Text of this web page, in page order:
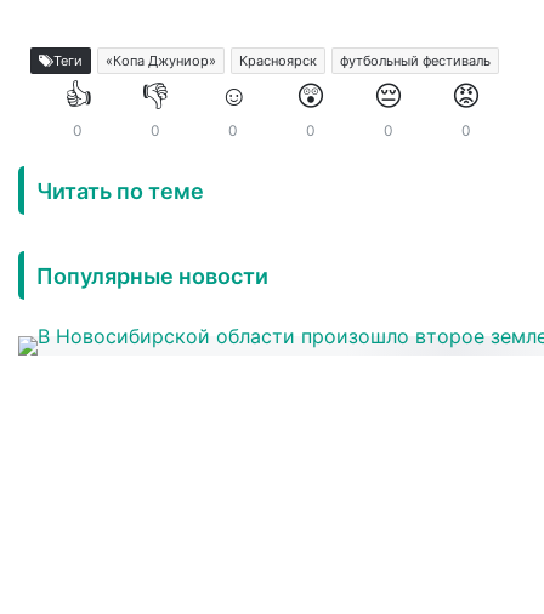
Теги «Копа Джуниор» Красноярск футбольный фестиваль
👍
0
👎
0
☺️
0
😲
0
😔
0
😡
0
Читать по теме
Популярные новости